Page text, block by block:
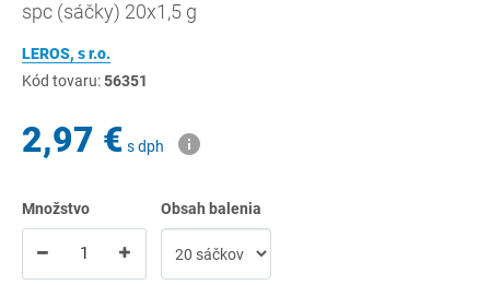
spc (sáčky) 20x1,5 g
LEROS, s r.o.
Kód tovaru:56351
2,97 € s dph
Množstvo Obsah balenia